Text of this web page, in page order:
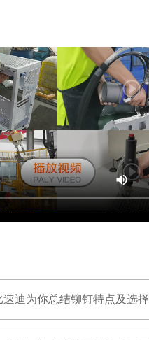
速迪为你总结铆钉特点及选择